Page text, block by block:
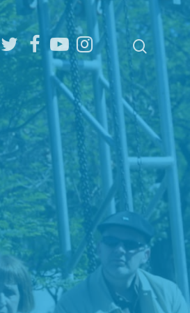
twitter facebookyoutubeinstagram search